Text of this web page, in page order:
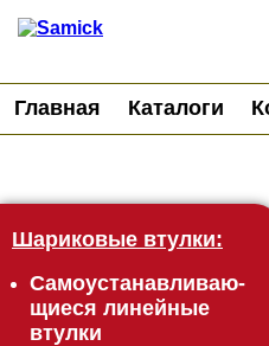
Главная Каталоги
Шариковые втулки:
Самоустанавливаю-
щиеся линейные
втулки